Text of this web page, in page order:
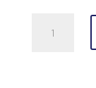
Sandberg,